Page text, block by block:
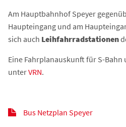
Am Hauptbahnhof Speyer
Haupteingang und am
sich auch Leihfahrradstationen
Eine Fahrplanauskunft für S-
unterVRN.
Bus Netzplan Speyer